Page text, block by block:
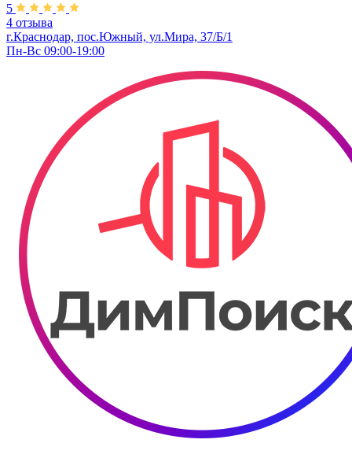
5
4 отзыва
г.Краснодар, пос.Южный, ул.Мира, 37/Б/1
Пн-Вс 09:00-19:00